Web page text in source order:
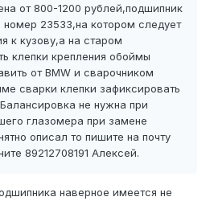
от 800-1200 рублей,подшипник
номер 23533,на котором следует
к кузову,а на старом
клепки крепления обоймы
от BMW и сварочником
сварки клепки зафиксировать
не нужна при
глазомера при замене
описал то пишите на почту
89212708191 Алексей.
наверное имеется не